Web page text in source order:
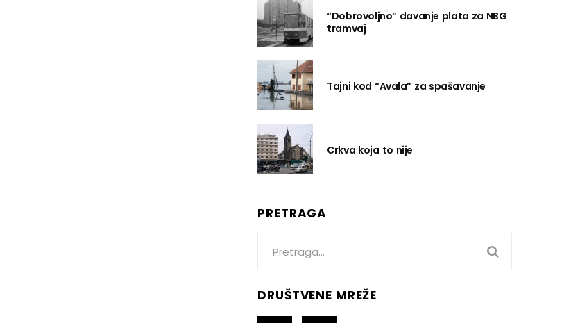
“Dobrovoljno” davanje plata za NBG
tramvaj
Tajni kod “Avala” za spašavanje
Crkva koja to nije
PRETRAGA
for:
DRUŠTVENE MREŽE